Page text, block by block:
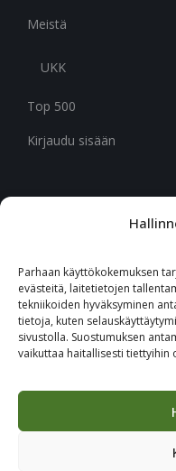
Parhaan käyttökokemuksen
evästeitä, laitetietojen
tekniikoiden hyväksyminen
tietoja, kuten
sivustolla. Suostumuksen
vaikuttaa haitallisesti tiettyihin
Meistä
UKK
Top 500
Kirjaudu sisään
CITYMARK SUOMI
02330 Espoo
+46 651 760 400
Tilaa Citymark-uutiskirje